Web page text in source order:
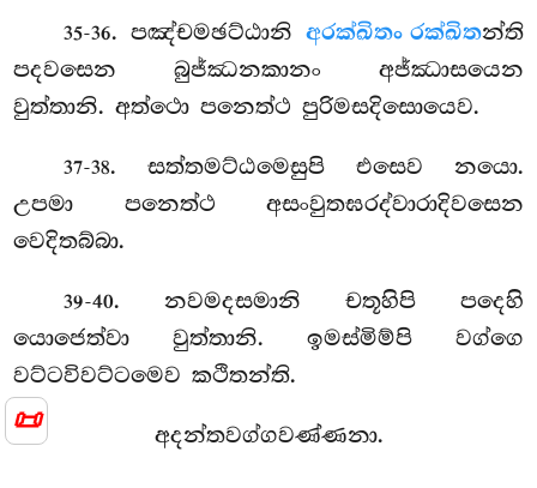
📜
35-36. පඤ්චමඡට්ඨානි අරක්ඛිතං රක්ඛිතන්ති
පදවසෙන බුජ්ඣනකානං අජ්ඣාසයෙන
වුත්තානි. අත්ථො පනෙත්ථ පුරිමසදිසොයෙව.
37-38. සත්තමට්ඨමෙසුපි එසෙව නයො.
උපමා පනෙත්ථ අසංවුතඝරද්වාරාදිවසෙන
වෙදිතබ්බා.
39-40. නවමදසමානි චතූහිපි පදෙහි
යොජෙත්වා වුත්තානි. ඉමස්මිම්පි වග්ගෙ
වට්ටවිවට්ටමෙව කථිතන්ති.
අදන්තවග්ගවණ්ණනා.